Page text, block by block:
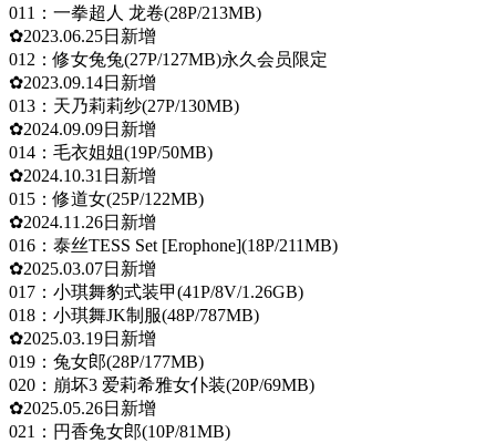
011：一拳超人 龙卷(28P/213MB)
✿2023.06.25日新增
012：修女兔兔(27P/127MB)永久会员限定
✿2023.09.14日新增
013：天乃莉莉纱(27P/130MB)
✿2024.09.09日新增
014：毛衣姐姐(19P/50MB)
✿2024.10.31日新增
015：修道女(25P/122MB)
✿2024.11.26日新增
016：泰丝TESS Set [Erophone](18P/211MB)
✿2025.03.07日新增
017：小琪舞豹式装甲(41P/8V/1.26GB)
018：小琪舞JK制服(48P/787MB)
✿2025.03.19日新增
019：兔女郎(28P/177MB)
020：崩坏3 爱莉希雅女仆装(20P/69MB)
✿2025.05.26日新增
021：円香兔女郎(10P/81MB)